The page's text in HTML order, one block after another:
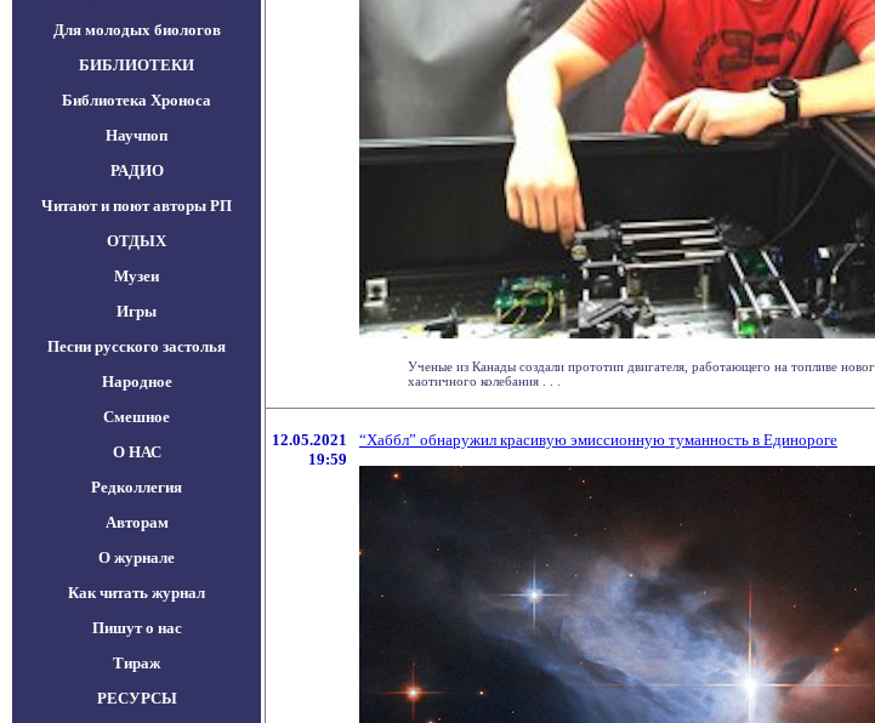
Для молодых биологов
БИБЛИОТЕКИ
Библиотека Хроноса
Научпоп
РАДИО
Читают и поют авторы РП
ОТДЫХ
Музеи
Игры
Песни русского застолья
Народное
Смешное
О НАС
Редколлегия
Авторам
О журнале
Как читать журнал
Пишут о нас
Тираж
РЕСУРСЫ
Ученые из Канады создали прототип двигателя, работающего на топливе
хаотичного колебания . . .
12.05.2021
19:59
“Хаббл” обнаружил красивую эмиссионную туманность в Единороге